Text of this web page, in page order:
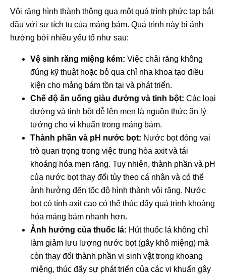
Vôi răng hình thành thông qua một quá trình phức tạp bắt
đầu với sự tích tụ của mảng bám. Quá trình này bị ảnh
hưởng bởi nhiều yếu tố như sau:
Vệ sinh răng miệng kém: Việc chải răng không
đúng kỹ thuật hoặc bỏ qua chỉ nha khoa tạo điều
kiện cho mảng bám tồn tại và phát triển.
Chế độ ăn uống giàu đường và tinh bột: Các loại
đường và tinh bột dễ lên men là nguồn thức ăn lý
tưởng cho vi khuẩn trong mảng bám.
Thành phần và pH nước bọt: Nước bọt đóng vai
trò quan trọng trong việc trung hòa axit và tái
khoáng hóa men răng. Tuy nhiên, thành phần và pH
của nước bọt thay đổi tùy theo cá nhân và có thể
ảnh hưởng đến tốc độ hình thành vôi răng. Nước
bọt có tính axit cao có thể thúc đẩy quá trình khoáng
hóa mảng bám nhanh hơn.
Ảnh hưởng của thuốc lá: Hút thuốc lá không chỉ
làm giảm lưu lượng nước bọt (gây khô miệng) mà
còn thay đổi thành phần vi sinh vật trong khoang
miệng, thúc đẩy sự phát triển của các vi khuẩn gây